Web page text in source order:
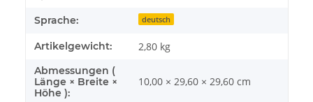
Sprache: deutsch
Artikelgewicht: 2,80 kg
Abmessungen (
Länge × Breite ×
Höhe ):
10,00 × 29,60 × 29,60 cm